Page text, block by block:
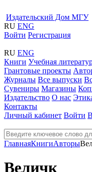
Издательский Дом МГУ
RU ENG
Войти Регистрация
RU ENG
Книги Учебная
Грантовые проекты
Журналы Все выпуски
Сувениры Магазины
Издательство О нас
Контакты
Личный кабинет Войти
ГлавнаяКнигиАвторы
Величк